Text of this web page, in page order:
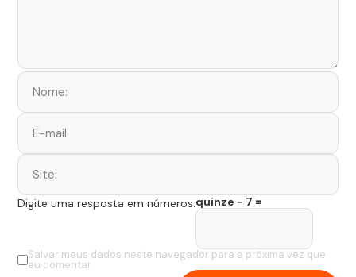
Salvar meus dados neste navegador para a próxima vez que
eu comentar.
Digite uma resposta em números:quinze − 7 =